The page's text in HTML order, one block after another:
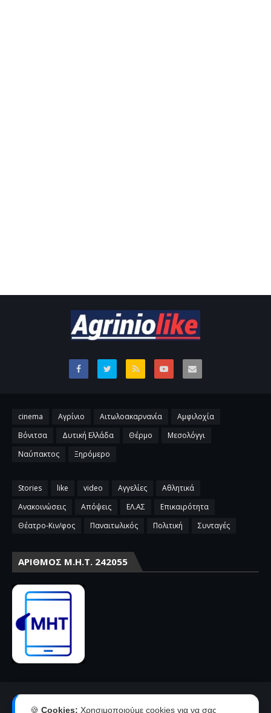
cinema Αγρίνιο Αιτωλοακαρνανία
Αμφιλοχία
Βόνιτσα
Δυτική Ελλάδα Θέρμο
Μεσολόγγι
Ναύπακτος
Ξηρόμερο
Stories like video Αγγελίες
Αθλητικά
Ανακοινώσεις
Απόψεις ΕΛ.ΑΣ
Επικαιρότητα
Θέατρο-Κιν/φος
Παναιτωλικός Πολιτική Συνταγές
ΑΡΙΘΜΌΣ Μ.Η.Τ. 242055
🍪 Cookies: Χρησιμοποιούμε cookies για να σας